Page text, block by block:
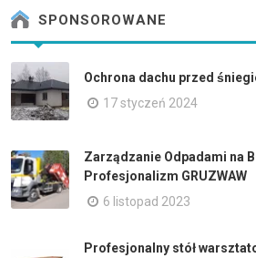
SPONSOROWANE
Ochrona dachu przed
17 styczeń 2024
Zarządzanie Odpadami na
Profesjonalizm GRUZWAW
6 listopad 2023
Profesjonalny stół